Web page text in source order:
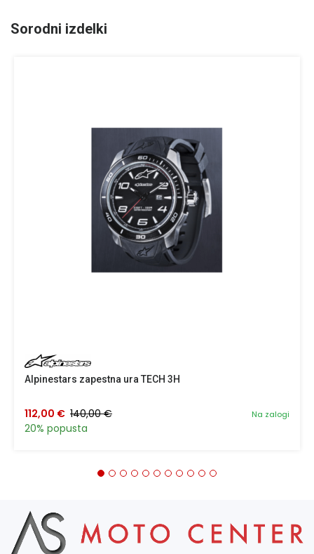
Sorodni izdelki
Alpinestars zapestna ura TECH 3H
Na zalogi
112,00 € 140,00 €
20% popusta